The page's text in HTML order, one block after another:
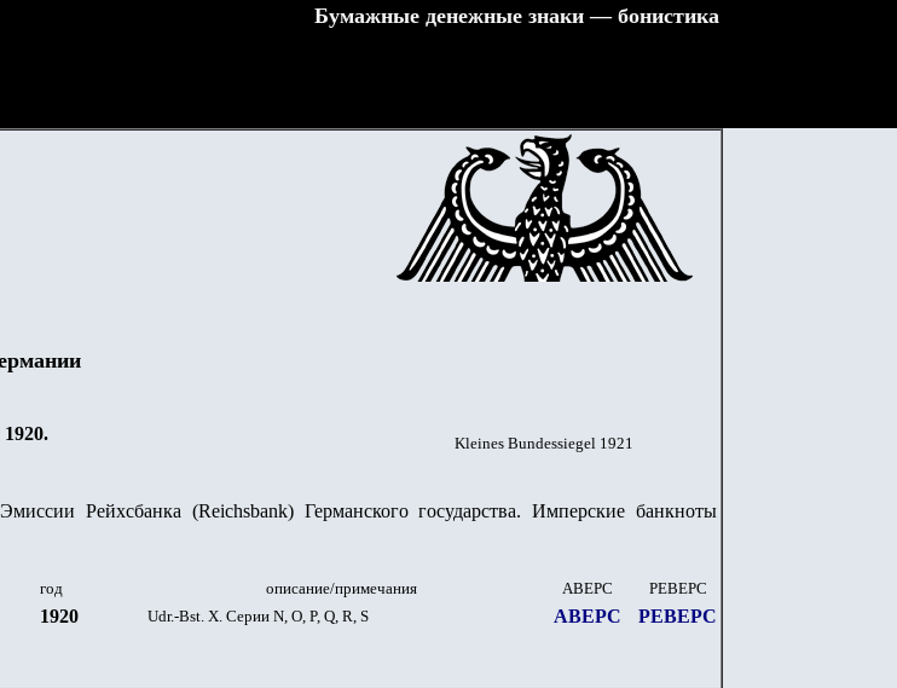
Бумажные денежные знаки — бонистика
Kleines Bundessiegel 1921
Рейхсбанка (Reichsbank) Германского государства. Имперские банкноты
год описание/примечания АВЕРС РЕВЕРС
1920 Udr.-Bst. X. Серии N, O, P, Q, R, S АВЕРС РЕВЕРС